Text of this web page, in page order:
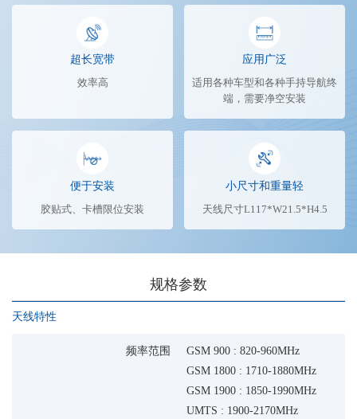
超长宽带
效率高
应用广泛
适用各种车型和各种手持导航终
端，需要净空安装
便于安装
胶贴式、卡槽限位安装
小尺寸和重量轻
天线尺寸L117*W21.5*H4.5
规格参数
天线特性
频率范围
GSM 900 : 820-960MHz
GSM 1800 : 1710-1880MHz
GSM 1900 : 1850-1990MHz
UMTS : 1900-2170MHz